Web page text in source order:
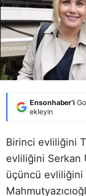
Ensonhaber'i
ekleyin
Birinci evliliğini
evliliğini Serkan
üçüncü evliliğini